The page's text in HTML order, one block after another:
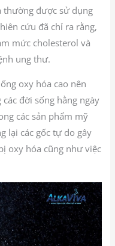
thường được sử dụng
cứu đã chỉ ra rằng,
mức cholesterol và
ung thư.
oxy hóa cao nên
đời sống hằng ngày
các sản phẩm mỹ
lại các gốc tự do gây
oxy hóa cũng như việc